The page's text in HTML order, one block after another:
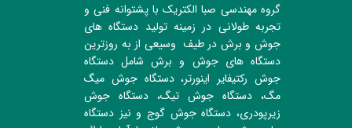
گروه مهندسی صبا الکتریک با پشتوانه فنی و
تجربه طولانی در زمینه تولید دستگاه های
جوش و برش در طیف وسیعی از به روزترین
دستگاه های جوش و برش شامل دستگاه
جوش رکتیفایر اینورتر، دستگاه جوش میگ
مگ، دستگاه جوش تیگ، دستگاه جوش
زیرپودری، دستگاه جوش گوج و نیز دستگاه